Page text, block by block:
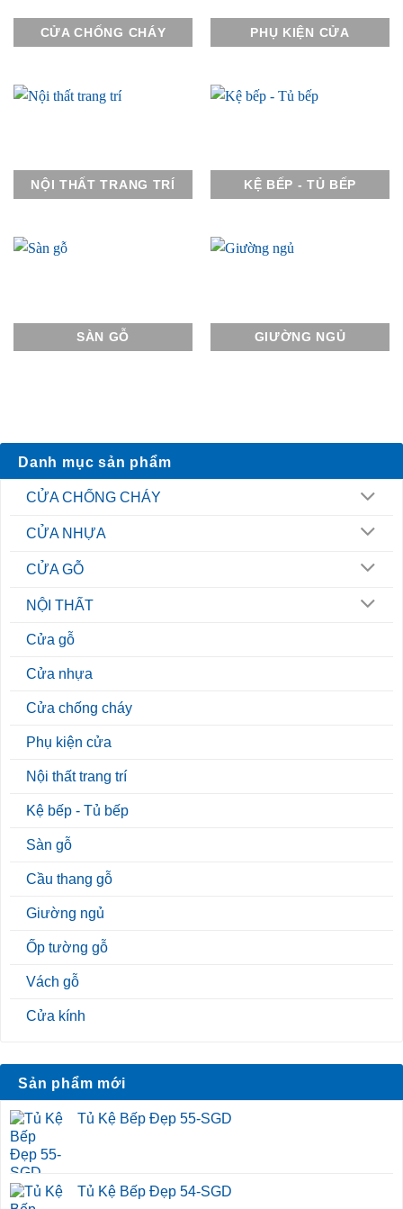
CỬA CHỐNG CHÁY PHỤ KIỆN CỬA
NỘI THẤT TRANG TRÍ KỆ BẾP - TỦ BẾP
SÀN GỖ GIƯỜNG NGỦ
Danh mục sản phẩm
CỬA CHỐNG CHÁY
CỬA NHỰA
CỬA GỖ
NỘI THẤT
Cửa gỗ
Cửa nhựa
Cửa chống cháy
Phụ kiện cửa
Nội thất trang trí
Kệ bếp - Tủ bếp
Sàn gỗ
Cầu thang gỗ
Giường ngủ
Ốp tường gỗ
Vách gỗ
Cửa kính
Sản phẩm mới
Tủ Kệ Bếp Đẹp 55-SGD
Tủ Kệ Bếp Đẹp 54-SGD